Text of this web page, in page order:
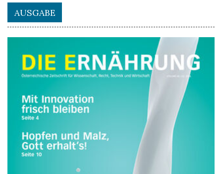
AUSGABE